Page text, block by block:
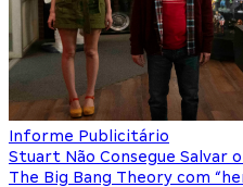
Informe Publicitário
Stuart Não Consegue Salvar
The Big Bang Theory com